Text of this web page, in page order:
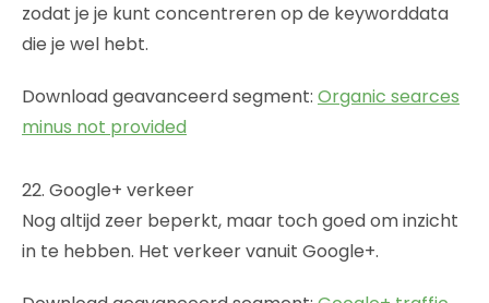
zodat je je kunt concentreren op de keyworddata
die je wel hebt.
Download geavanceerd segment: Organic searces
minus not provided
22. Google+ verkeer
Nog altijd zeer beperkt, maar toch goed om inzicht
in te hebben. Het verkeer vanuit Google+.